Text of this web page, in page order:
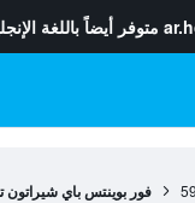
متوفر أيضاً باللغة
فور بوينتس باي شيراتون